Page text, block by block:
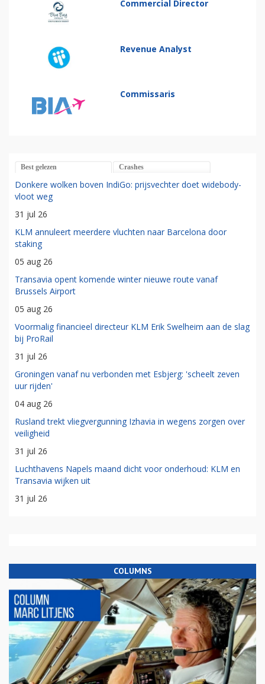
Commercial Director
Revenue Analyst
Commissaris
Best gelezen Crashes
Donkere wolken boven IndiGo: prijsvechter doet widebody-
vloot weg
31 jul 26
KLM annuleert meerdere vluchten naar Barcelona door
staking
05 aug 26
Transavia opent komende winter nieuwe route vanaf
Brussels Airport
05 aug 26
Voormalig financieel directeur KLM Erik Swelheim aan de slag
bij ProRail
31 jul 26
Groningen vanaf nu verbonden met Esbjerg: 'scheelt zeven
uur rijden'
04 aug 26
Rusland trekt vliegvergunning Izhavia in wegens zorgen over
veiligheid
31 jul 26
Luchthavens Napels maand dicht voor onderhoud: KLM en
Transavia wijken uit
31 jul 26
COLUMNS